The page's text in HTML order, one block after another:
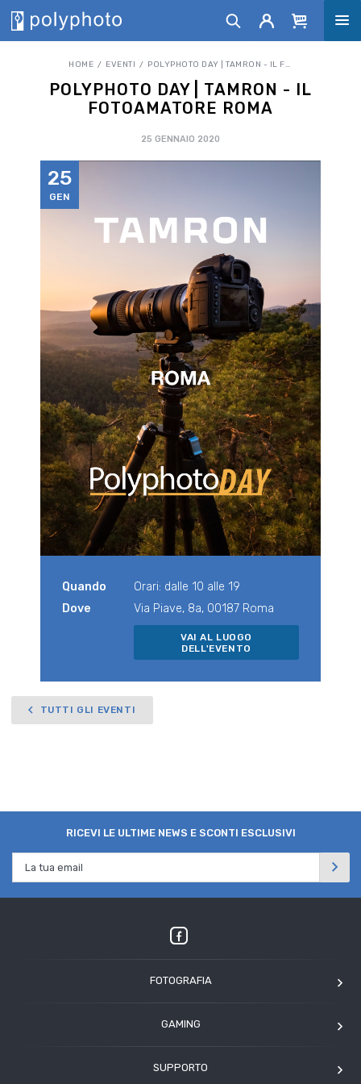
HOME EVENTI POLYPHOTO DAY | TAMRON - IL FOTOAMATORE ROMA
POLYPHOTO DAY | TAMRON - IL
FOTOAMATORE ROMA
25 GENNAIO 2020
25
GEN
Quando
Orari: dalle 10 alle 19
Dove
Via Piave, 8a, 00187 Roma
VAI AL LUOGO
DELL'EVENTO
TUTTI GLI EVENTI
RICEVI LE ULTIME NEWS E SCONTI ESCLUSIVI
FOTOGRAFIA
Angelbird
GAMING
SUPPORTO